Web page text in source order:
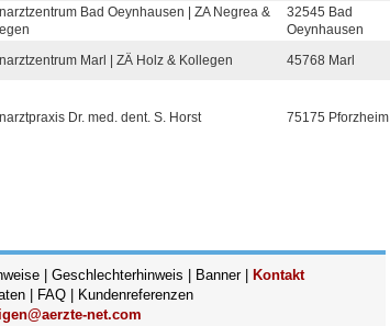
Bad Oeynhausen | ZA Negrea &
32545 Bad
Oeynhausen
Marl | ZÄ Holz & Kollegen 45768 Marl
Dr. med. dent. S. Horst 75175 Pforzheim
Geschlechterhinweis Banner|
Kontakt
| FAQ|
Kundenreferenzen
net.com